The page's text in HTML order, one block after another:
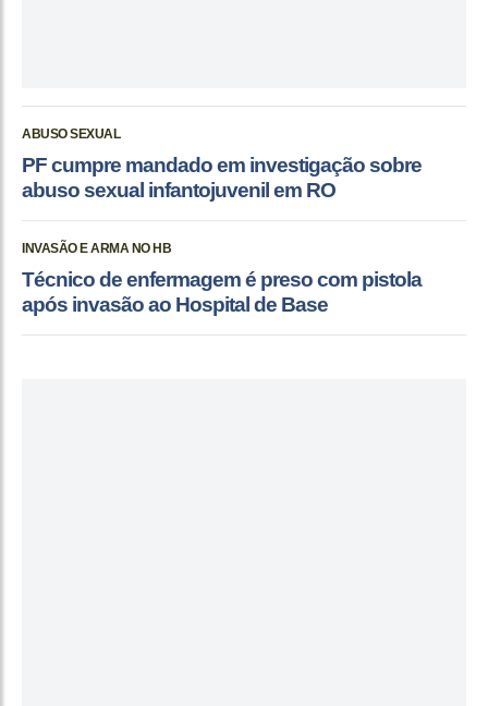
ABUSO SEXUAL
PF cumpre mandado em investigação sobre
abuso sexual infantojuvenil em RO
INVASÃO E ARMA NO HB
Técnico de enfermagem é preso com pistola
após invasão ao Hospital de Base